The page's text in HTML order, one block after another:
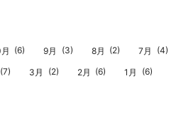
(6) 9月 (3) 8月 (2) 7月 (4)
(7) 3月 (2) 2月 (6) 1月 (6)